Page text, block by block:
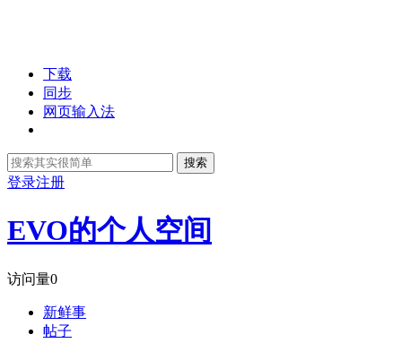
下载
同步
网页输入法
搜索
登录注册
EVO的个人空间
访问量0
新鲜事
帖子